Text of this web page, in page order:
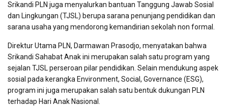
Srikandi PLN juga menyalurkan bantuan Tanggung Jawab Sosial
dan Lingkungan (TJSL) berupa sarana penunjang pendidikan dan
sarana usaha yang mendorong kemandirian sekolah non formal.
Direktur Utama PLN, Darmawan Prasodjo, menyatakan bahwa
Srikandi Sahabat Anak ini merupakan salah satu program yang
sejalan TJSL perseroan pilar pendidikan. Selain mendukung aspek
sosial pada kerangka Environment, Social, Governance (ESG),
program ini juga merupakan salah satu bentuk dukungan PLN
terhadap Hari Anak Nasional.